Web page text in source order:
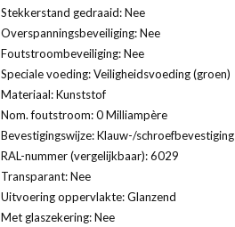
Stekkerstand gedraaid: Nee
Overspanningsbeveiliging: Nee
Foutstroombeveiliging: Nee
Speciale voeding: Veiligheidsvoeding (groen)
Materiaal: Kunststof
Nom. foutstroom: 0 Milliampère
Bevestigingswijze: Klauw-/schroefbevestiging
RAL-nummer (vergelijkbaar): 6029
Transparant: Nee
Uitvoering oppervlakte: Glanzend
Met glaszekering: Nee